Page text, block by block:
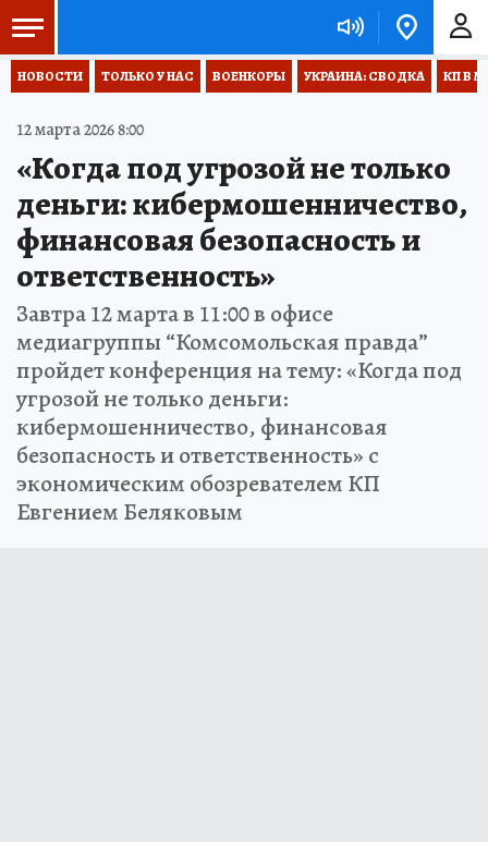
НОВОСТИ ТОЛЬКО У НАС ВОЕНКОРЫ УКРАИНА: СВОДКА КП В
12 марта 2026 8:00
«Когда под угрозой не только
деньги: кибермошенничество,
финансовая безопасность и
ответственность»
Завтра 12 марта в 11:00 в офисе
медиагруппы “Комсомольская правда”
пройдет конференция на тему: «Когда под
угрозой не только деньги:
кибермошенничество, финансовая
безопасность и ответственность» с
экономическим обозревателем КП
Евгением Беляковым